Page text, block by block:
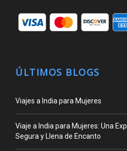
ÚLTIMOS BLOGS
Viajes a India para Mujeres
Viaje a India para Mujeres: Una
Segura y Llena de Encanto